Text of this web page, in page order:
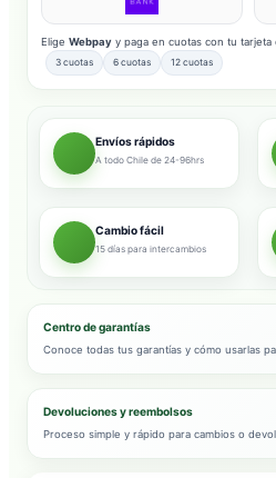
Elige Webpay y paga en cuotas con tu
3 cuotas 6 cuotas 12 cuotas
Envíos rápidos
A todo Chile de 24-96hrs
Cambio fácil
15 días para intercambios
Centro de garantías
Conoce todas tus garantías y cómo usarlas
Devoluciones y reembolsos
Proceso simple y rápido para cambios o